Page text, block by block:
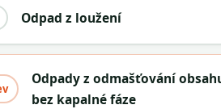
Odpad z loužení
Odpady z odmašťování
bez kapalné fáze